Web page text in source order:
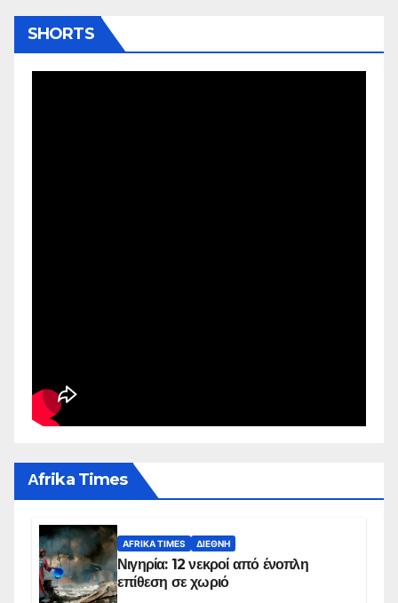
SHORTS
Αfrika Times
AFRIKA TIMES ΔΙΕΘΝΉ
Νιγηρία: 12 νεκροί από ένοπλη
επίθεση σε χωριό